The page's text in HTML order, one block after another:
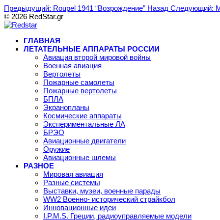
Предыдущий: Roupel 1941 “Возрождение” Назад Следующий:
© 2026 RedStar.gr
ГЛАВНАЯ
ЛЕТАТЕЛЬНЫЕ АППАРАТЫ РОССИИ
Авиация второй мировой войны
Военная авиация
Вертолеты
Пожарные самолеты
Пожарные вертолеты
БПЛА
Экранопланы
Космические аппараты
Экспериментальные ЛА
БРЭО
Авиационные двигатели
Оружие
Авиационные шлемы
РАЗНОЕ
Мировая авиация
Разные системы
Выставки, музеи, военные парады
WW2 Военно- исторический страйкбол
Инновационные идеи
I.P.M.S. Греции, радиоуправляемые модели